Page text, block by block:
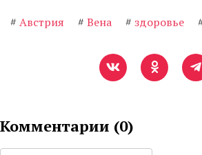
# Австрия # Вена # здоровье
Комментарии (0)